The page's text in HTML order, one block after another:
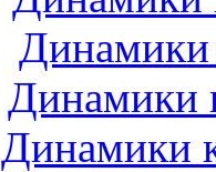
Динамики
Динамики
Динамики